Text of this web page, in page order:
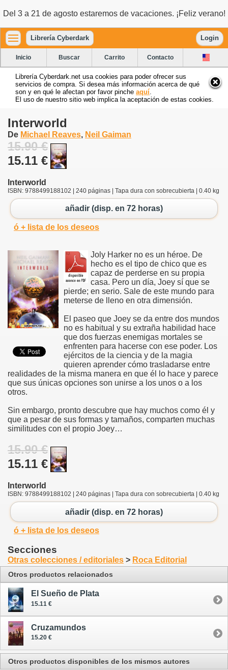
Del 3 a 21 de agosto estaremos de vacaciones. ¡Feliz verano!
Librería Cyberdark Login
Inicio Buscar Carrito Contacto
Librería Cyberdark.net usa cookies para poder ofrecer sus
servicios de compra. Si desea más información acerca de qué
son y en qué le afectan por favor pinche aquí
El uso de nuestro sitio web implica la aceptación de estas cookies.
Interworld
De Michael Reaves, Neil Gaiman
15.90 €
15.11 €
Interworld
ISBN: 9788499188102 | 240 páginas | Tapa dura con sobrecubierta | 0.40 kg
añadir (disp. en 72 horas)
ó + lista de los deseos
Joly Harker no es un héroe. De
hecho es el tipo de chico que es
capaz de perderse en su propia
casa. Pero un día, Joey sí que se
pierde; en serio. Sale de este mundo para
meterse de lleno en otra dimensión.
El paseo que Joey se da entre dos mundos
no es habitual y su extraña habilidad hace
que dos fuerzas enemigas mortales se
enfrenten para hacerse con ese poder. Los
ejércitos de la ciencia y de la magia
quieren aprender cómo trasladarse entre
realidades de la misma manera en que él lo hace y parece
que sus únicas opciones son unirse a los unos o a los
otros.
Sin embargo, pronto descubre que hay muchos como él y
que a pesar de sus formas y tamaños, comparten muchas
similitudes con el propio Joey…
15.90 €
15.11 €
Interworld
ISBN: 9788499188102 | 240 páginas | Tapa dura con sobrecubierta | 0.40 kg
añadir (disp. en 72 horas)
ó + lista de los deseos
Secciones
Otras colecciones / editoriales > Roca Editorial
Otros productos relacionados
El Sueño de Plata
15.11 €
Cruzamundos
15.20 €
Otros productos disponibles de los mismos autores